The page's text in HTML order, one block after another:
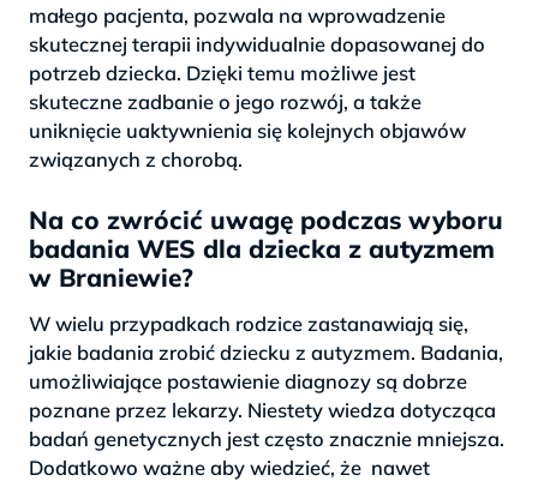
małego pacjenta, pozwala na wprowadzenie
skutecznej terapii indywidualnie dopasowanej do
potrzeb dziecka. Dzięki temu możliwe jest
skuteczne zadbanie o jego rozwój, a także
uniknięcie uaktywnienia się kolejnych objawów
związanych z chorobą.
Na co zwrócić uwagę podczas wyboru
badania WES dla dziecka z autyzmem
w Braniewie?
W wielu przypadkach rodzice zastanawiają się,
jakie badania zrobić dziecku z autyzmem. Badania,
umożliwiające postawienie diagnozy są dobrze
poznane przez lekarzy. Niestety wiedza dotycząca
badań genetycznych jest często znacznie mniejsza.
Dodatkowo ważne aby wiedzieć, że nawet